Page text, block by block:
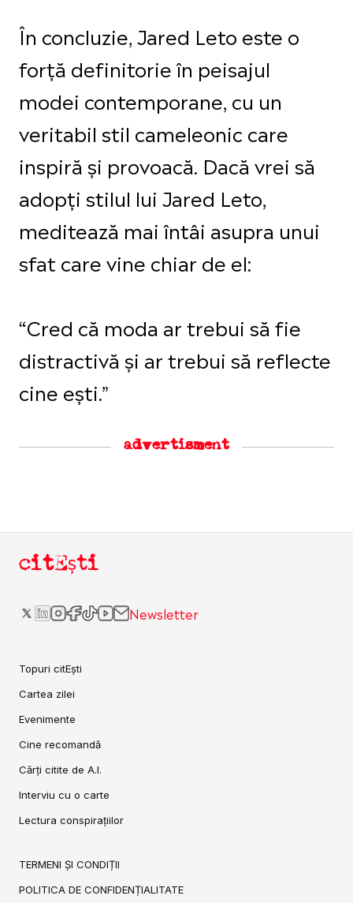
În concluzie, Jared Leto este o
forță definitorie în peisajul
modei contemporane, cu un
veritabil stil cameleonic care
inspiră și provoacă. Dacă vrei să
adopți stilul lui Jared Leto,
meditează mai întâi asupra unui
sfat care vine chiar de el:
“Cred că moda ar trebui să fie
distractivă și ar trebui să reflecte
cine ești.”
advertisment
citEști
Newsletter
Topuri citEști
Cartea zilei
Evenimente
Cine recomandă
Cărți citite de A.I.
Interviu cu o carte
Lectura conspirațiilor
TERMENI ȘI CONDIȚII
POLITICA DE CONFIDENȚIALITATE